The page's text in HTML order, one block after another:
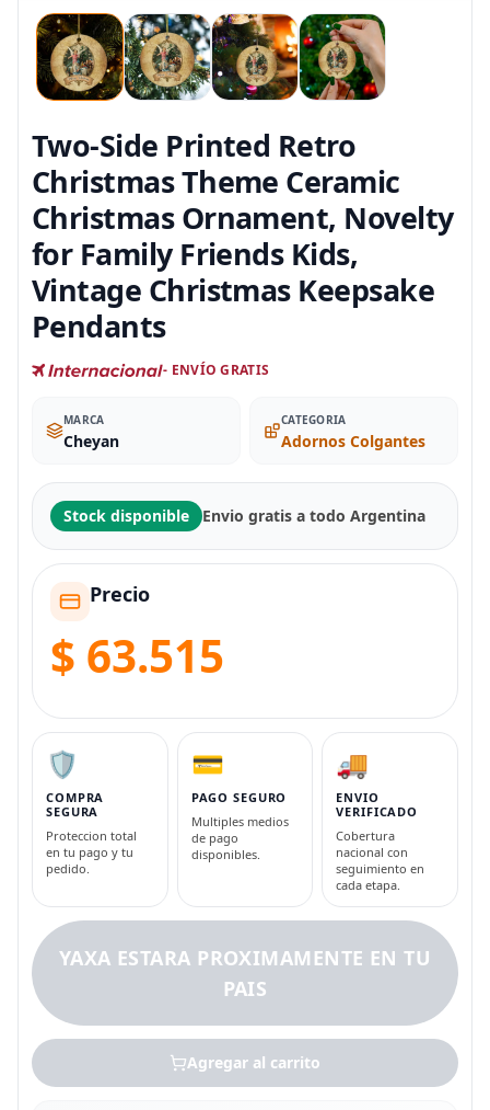
Two-Side Printed Retro
Christmas Theme Ceramic
Christmas Ornament, Novelty
for Family Friends Kids,
Vintage Christmas Keepsake
Pendants
- ENVÍO GRATIS
MARCA
Cheyan
CATEGORIA
Adornos Colgantes
Stock disponible Envio gratis a todo Argentina
Precio
$ 63.515
🛡️
COMPRA
SEGURA
Proteccion total
en tu pago y tu
pedido.
💳
PAGO SEGURO
Multiples medios
de pago
disponibles.
🚚
ENVIO
VERIFICADO
Cobertura
nacional con
seguimiento en
cada etapa.
YAXA ESTARA PROXIMAMENTE EN TU
PAIS
Agregar al carrito